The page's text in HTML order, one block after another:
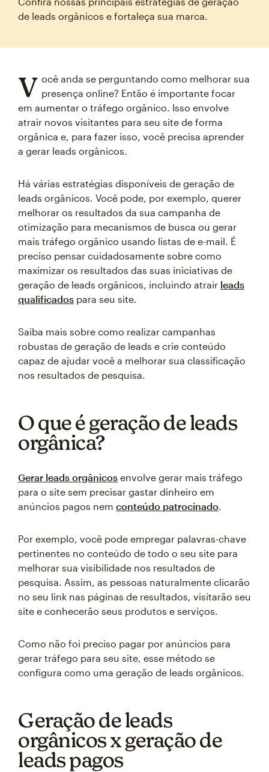
de leads orgânicos e fortaleça sua marca.
V ocê anda se perguntando como melhorar sua
presença online? Então é importante focar
em aumentar o tráfego orgânico. Isso envolve
atrair novos visitantes para seu site de forma
orgânica e, para fazer isso, você precisa aprender
a gerar leads orgânicos.
Há várias estratégias disponíveis de geração de
leads orgânicos. Você pode, por exemplo, querer
melhorar os resultados da sua campanha de
otimização para mecanismos de busca ou gerar
mais tráfego orgânico usando listas de e-mail. É
preciso pensar cuidadosamente sobre como
maximizar os resultados das suas iniciativas de
geração de leads orgânicos, incluindo atrair leads
qualificados para seu site.
Saiba mais sobre como realizar campanhas
robustas de geração de leads e crie conteúdo
capaz de ajudar você a melhorar sua classificação
nos resultados de pesquisa.
O que é geração de leads
orgânica?
Gerar leads orgânicos envolve gerar mais tráfego
para o site sem precisar gastar dinheiro em
anúncios pagos nem conteúdo patrocinado.
Por exemplo, você pode empregar palavras-chave
pertinentes no conteúdo de todo o seu site para
melhorar sua visibilidade nos resultados de
pesquisa. Assim, as pessoas naturalmente clicarão
no seu link nas páginas de resultados, visitarão seu
site e conhecerão seus produtos e serviços.
Como não foi preciso pagar por anúncios para
gerar tráfego para seu site, esse método se
configura como uma geração de leads orgânicos.
Geração de leads
orgânicos x geração de
leads pagos